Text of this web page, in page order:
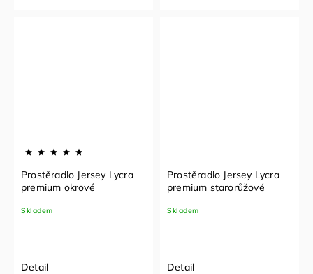
Prostěradlo Jersey Lycra
premium okrové
Skladem
Detail
Prostěradlo Jersey Lycra
premium starorůžové
Skladem
Detail